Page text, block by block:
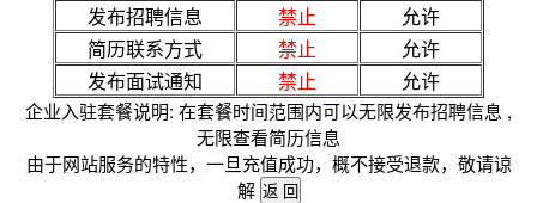
发布招聘信息
禁止
允许
简历联系方式
禁止
允许
发布面试通知
禁止 允许
企业入驻套餐说明: 在套餐时间范围内可以无限发布招聘信息 ,
无限查看简历信息
由于网站服务的特性，一旦充值成功，概不接受退款，敬请谅
解